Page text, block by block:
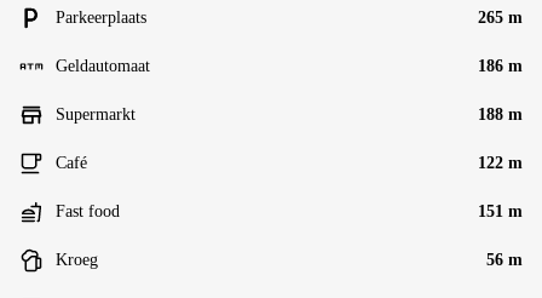
Parkeerplaats 265 m
Geldautomaat 186 m
Supermarkt 188 m
Café 122 m
Fast food 151 m
Kroeg 56 m